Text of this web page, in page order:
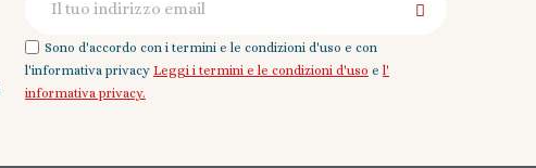
Sono d'accordo con i termini e le condizioni d'uso e con
l'informativa privacy Leggi i termini e le condizioni d'uso e l'
informativa privacy.